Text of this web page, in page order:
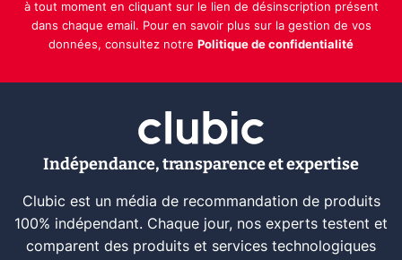
à tout moment en cliquant sur le lien de désinscription présent
dans chaque email. Pour en savoir plus sur la gestion de vos
données, consultez notre Politique de confidentialité
Indépendance, transparence et expertise
Clubic est un média de recommandation de produits
100% indépendant. Chaque jour, nos experts testent et
comparent des produits et services technologiques